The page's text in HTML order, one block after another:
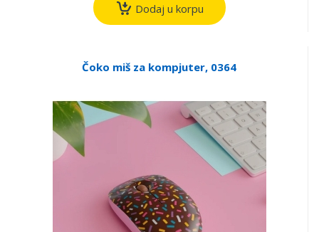
Dodaj u korpu
Čoko miš za kompjuter, 0364